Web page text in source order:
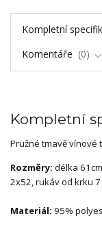
Kompletní
Komentáře
0
Kompletní
Pružné tmavě vínové
Rozměry: délka
2x52, rukáv od krku
Materiál: 95%